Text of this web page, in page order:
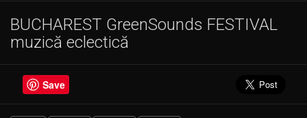
BUCHAREST GreenSounds FESTIVAL
muzică eclectică
Save